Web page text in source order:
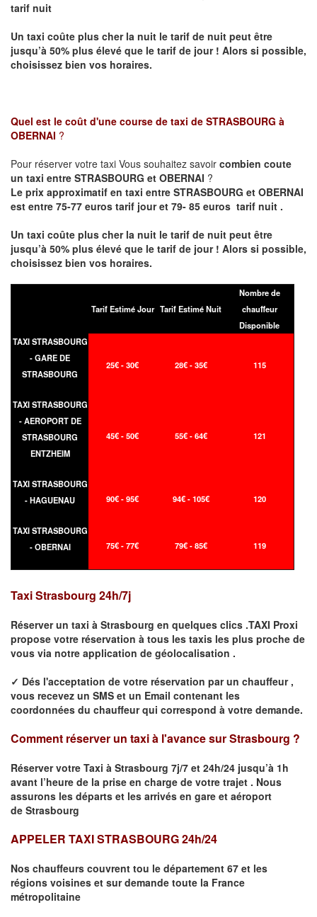
tarif nuit
Un taxi coûte plus cher la nuit le tarif de nuit peut être
jusqu’à 50% plus élevé que le tarif de jour ! Alors si possible,
choisissez bien vos horaires.
Quel est le coût d'une course de taxi de STRASBOURG à
OBERNAI ?
Pour réserver votre taxi Vous souhaitez savoir combien coute
un taxi entre STRASBOURG et OBERNAI ?
Le prix approximatif en taxi entre STRASBOURG et OBERNAI
est entre 75-77 euros tarif jour et 79- 85 euros tarif nuit .
Un taxi coûte plus cher la nuit le tarif de nuit peut être
jusqu’à 50% plus élevé que le tarif de jour ! Alors si possible,
choisissez bien vos horaires.
Tarif Estimé Jour Tarif Estimé Nuit
Nombre de
chauffeur
Disponible
TAXI STRASBOURG
- GARE DE
STRASBOURG
25€ - 30€ 28€ - 35€ 115
TAXI STRASBOURG
- AEROPORT DE
STRASBOURG
ENTZHEIM
45€ - 50€ 55€ - 64€ 121
TAXI STRASBOURG
- HAGUENAU
90€ - 95€ 94€ - 105€ 120
TAXI STRASBOURG
- OBERNAI
75€ - 77€ 79€ - 85€ 119
TaxiStrasbourg 24h/7j
Réserver un taxi à Strasbourg en quelques clics .TAXI Proxi
propose votre réservation à tous les taxis les plus proche de
vous via notre application de géolocalisation .
✓ Dés l'acceptation de votre réservation parun chauffeur ,
vous recevez un SMS et un Email contenant les
coordonnées du chauffeur qui correspond à votre demande.
Comment réserver un taxi à l'avance surStrasbourg ?
Réserver votre Taxi à Strasbourg 7j/7 et 24h/24 jusqu’à 1h
avant l’heure de la prise en charge de votre trajet . Nous
assurons les départs et les arrivés en gare et aéroport
de Strasbourg
APPELER TAXI STRASBOURG 24h/24
Nos chauffeurs couvrent tou le département 67 et les
régions voisines et sur demande toute la France
métropolitaine